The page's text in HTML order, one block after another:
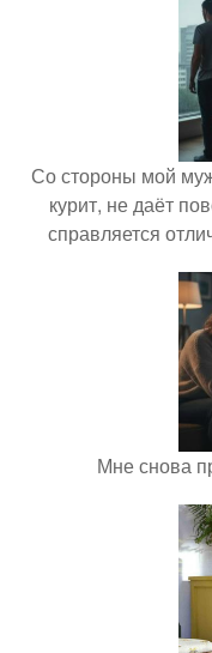
Со стороны мой
курит, не даёт
справляется
Мне снова